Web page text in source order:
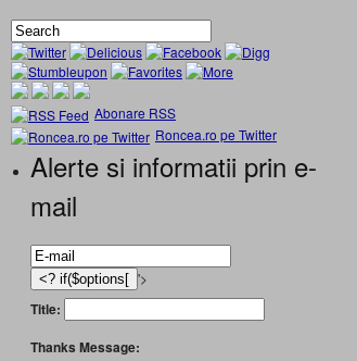
Abonare RSS
Roncea.ro pe Twitter
Alerte si informatii prin e-
mail
'>
Title:
Thanks Message: